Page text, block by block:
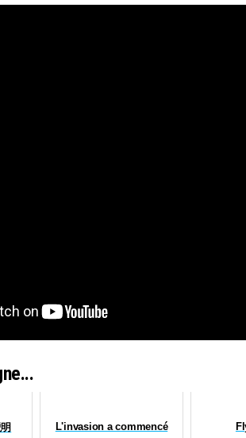
L'invasion a commencé